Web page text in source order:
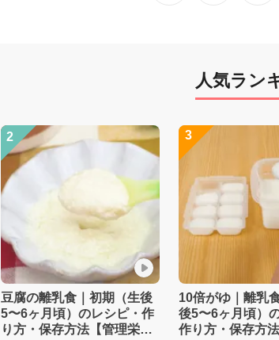
人気ラン
2
豆腐の離乳食｜初期（生後
5〜6ヶ月頃）のレシピ・作
り方・保存方法【管理栄養
3
10倍がゆ｜離乳
後5〜6ヶ月頃）
作り方・保存方